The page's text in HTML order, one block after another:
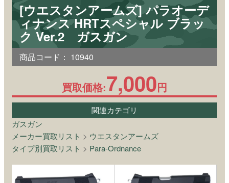
[ウエスタンアームズ] パラオーデ
ィナンス HRTスペシャル ブラッ
ク Ver.2 ガスガン
商品コード： 10940
買取価格:7,000円
関連カテゴリ
ガスガン
メーカー買取リスト > ウエスタンアームズ
タイプ別買取リスト > Para-Ordnance